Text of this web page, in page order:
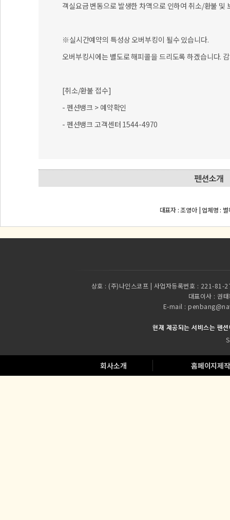
객실요금 변동으로 발생한 차액으로 인하여 취소/환불 및
※실시간예약의 특성상 오버부킹이 될수 있습니다.
오버부킹시에는 별도로 해피콜을 드리도록 하겠습니다.
[취소/환불 접수]
- 펜션뱅크 > 예약확인
- 펜션뱅크 고객센터 1544-4970
대표자 : 조영아 | 업체명 :
상호 : (주)나인스코프 | 사업자등록번호 : 221-81-
대표이사 : 권
E-mail :
현재 제공되는 서비스는 펜
회사소개 홈페이지제작